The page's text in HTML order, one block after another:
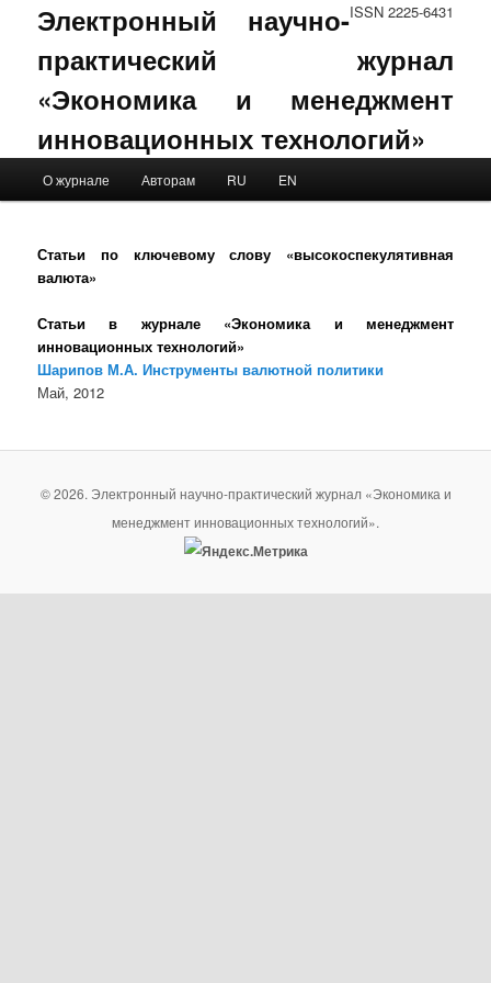
ISSN 2225-6431
Электронный научно-
практический журнал
«Экономика и менеджмент
инновационных технологий»
Skip to primary content
Skip to secondary content
О журнале Авторам RU EN
Статьи по ключевому слову «высокоспекулятивная
валюта»
Статьи в журнале «Экономика и менеджмент
инновационных технологий»
Шарипов М.А. Инструменты валютной политики
Май, 2012
© 2026. Электронный научно-практический журнал «Экономика и
менеджмент инновационных технологий».